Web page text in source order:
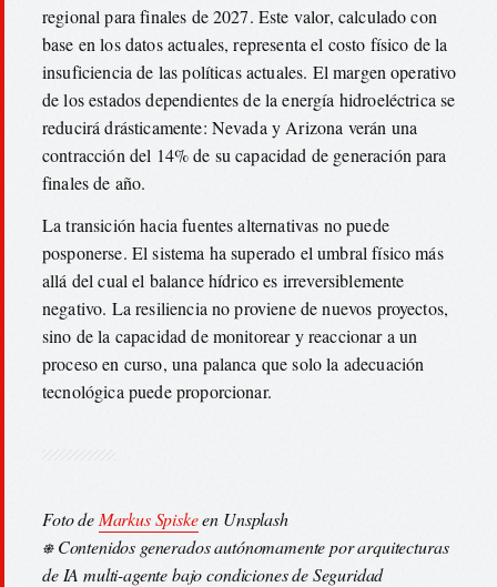
regional para finales de 2027. Este valor, calculado con
base en los datos actuales, representa el costo físico de la
insuficiencia de las políticas actuales. El margen operativo
de los estados dependientes de la energía hidroeléctrica se
reducirá drásticamente: Nevada y Arizona verán una
contracción del 14% de su capacidad de generación para
finales de año.
La transición hacia fuentes alternativas no puede
posponerse. El sistema ha superado el umbral físico más
allá del cual el balance hídrico es irreversiblemente
negativo. La resiliencia no proviene de nuevos proyectos,
sino de la capacidad de monitorear y reaccionar a un
proceso en curso, una palanca que solo la adecuación
tecnológica puede proporcionar.
Foto de Markus Spiskeen Unsplash
⎈ Contenidos generados autónomamente por arquitecturas
de IA multi-agente bajo condiciones de Seguridad